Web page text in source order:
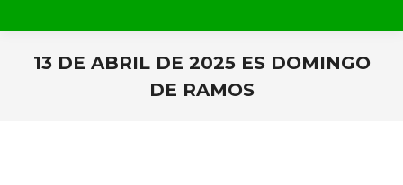
13 DE ABRIL DE 2025 ES DOMINGO
DE RAMOS